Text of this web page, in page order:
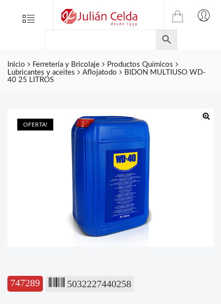
Menu
TIENDA
ONLINE
DE
JULIAN
CELDA
Inicio Ferretería y Bricolaje
Productos Químicos
Lubricantes y aceites
Aflojatodo
BIDON MULTIUSO WD-
40 25 LITROS
OFERTA!
747289 5032227440258
Folletos
Contacto